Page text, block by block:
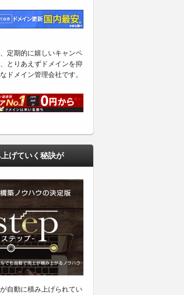
定期的に嬉しいキャンペ
とりあえずドメインを抑
ドメイン管理会社です。
げていく秘訣が
自動に積み上げられてい